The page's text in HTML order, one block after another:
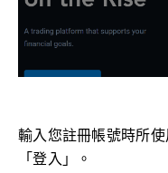
輸入您註冊帳號時所
「登入」。